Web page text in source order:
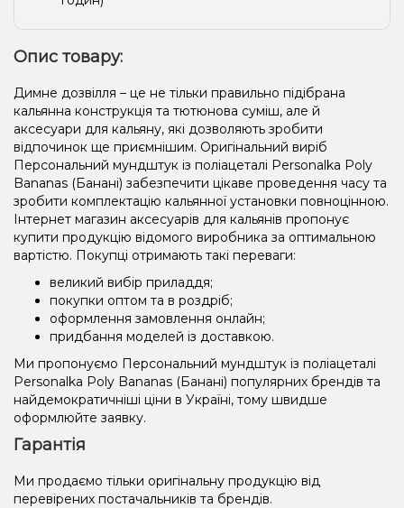
Опис товару:
Димне дозвілля – це не тільки правильно підібрана
кальянна конструкція та тютюнова суміш, але й
аксесуари для кальяну, які дозволяють зробити
відпочинок ще приємнішим. Оригінальний виріб
Персональний мундштук із поліацеталі Personalka Poly
Bananas (Банані) забезпечити цікаве проведення часу та
зробити комплектацію кальянної установки повноцінною.
Інтернет магазин аксесуарів для кальянів пропонує
купити продукцію відомого виробника за оптимальною
вартістю. Покупці отримають такі переваги:
великий вибір приладдя;
покупки оптом та в роздріб;
оформлення замовлення онлайн;
придбання моделей із доставкою.
Ми пропонуємо Персональний мундштук із поліацеталі
Personalka Poly Bananas (Банані) популярних брендів та
найдемократичніші ціни в Україні, тому швидше
оформлюйте заявку.
Гарантія
Ми продаємо тільки оригінальну продукцію від
перевірених постачальників та брендів.